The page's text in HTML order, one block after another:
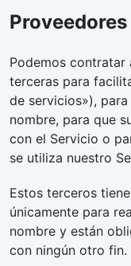
Podemos contratar
terceras para
de servicios»),
nombre, para que
con el Servicio o
se utiliza nuestro
Estos terceros
únicamente para
nombre y están
con ningún otro fin.